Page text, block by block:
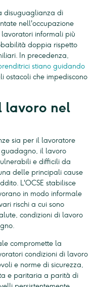
disuguaglianza di
nell'occupazione
informali più
doppia rispetto
In precedenza,
stiano guidando
ostacoli che impediscono
lavoro nel
sia per il lavoratore
il lavoro
e difficili da
delle principali cause
L'OCSE stabilisce
in modo informale
rischi a cui sono
condizioni di lavoro
compromette la
condizioni di lavoro
e norme di sicurezza,
e paritaria a parità di